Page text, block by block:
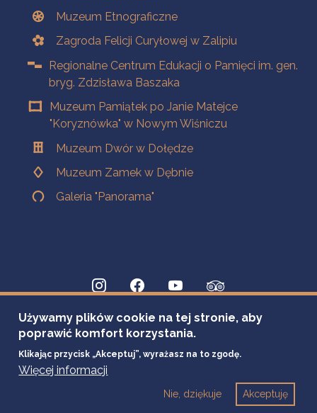
Muzeum Etnograficzne
Zagroda Felicji Curyłowej w Zalipiu
Regionalne Centrum Edukacji o Pamięci im. gen.
bryg. Zdzisława Baszaka
Muzeum Pamiątek po Janie Matejce
"Koryznówka" w Nowym Wiśniczu
Muzeum Dwór w Dołędze
Muzeum Zamek w Dębnie
Galeria "Panorama"
Używamy plików cookie na tej stronie, aby
poprawić komfort korzystania.
Klikając przycisk „Akceptuj”, wyrażasz na to zgodę.
Więcej informacji
Akceptuję
Nie, dziękuje